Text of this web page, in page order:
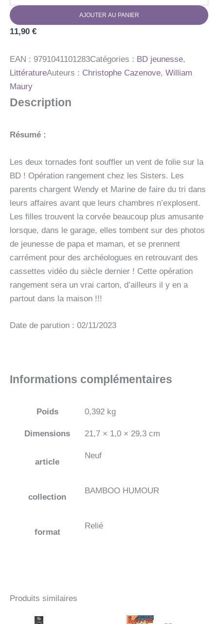
SISTERS
(LES)
-
-
TOME
18
-
TU
VEUX
?
AJOUTER AU PANIER
11,90 €
EAN : 9791041101283Catégories : BD jeunesse,
LittératureAuteurs : Christophe Cazenove, William
Maury
Description
Résumé :
Les deux tornades font souffler un vent de folie sur la
BD ! Opération rangement chez les Sisters. Les
parents chargent Wendy et Marine de faire du tri dans
leurs affaires avant que leurs chambres n’explosent.
Les filles trouvent la corvée beaucoup plus amusante
lorsque, dans le garage, elles tombent sur des photos
de jeunesse de papa et maman, et se prennent
carrément pour des archéologues en retrouvant des
cassettes vidéo du siècle dernier ! Cette opération
rangement sera un vrai carton, d’ailleurs il y en a
partout dans la maison !!!
Date de parution : 02/11/2023
Informations complémentaires
Poids 0,392 kg
Dimensions 21,7 × 1,0 × 29,3 cm
article
Neuf
collection
BAMBOO HUMOUR
format
Relié
Produits similaires